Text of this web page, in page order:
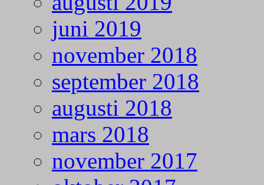
juni 2019
november 2018
september 2018
augusti 2018
mars 2018
november 2017